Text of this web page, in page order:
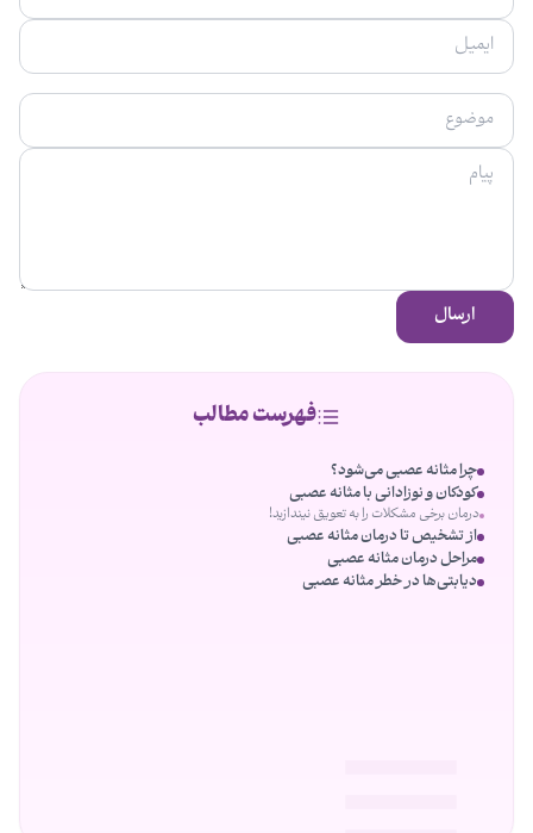
ارسال
فهرست مطالب
چرا مثانه عصبی می‌شود؟
کودکان و نوزادانی با مثانه عصبی
درمان برخی مشکلات را به تعویق نیندازید!
از تشخیص تا درمان مثانه عصبی
مراحل درمان مثانه عصبی
دیابتی‌ها در خطر مثانه عصبی